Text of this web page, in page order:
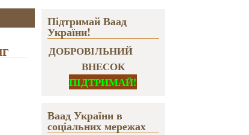
Підтримай Ваад
України!
ДОБРОВІЛЬНИЙ
ВНЕСОК
ПІДТРИМАЙ!
Ваад України в
соціальних мережах